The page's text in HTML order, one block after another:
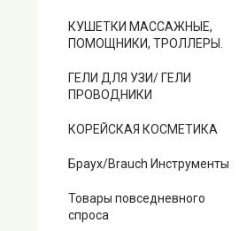
КУШЕТКИ МАССАЖНЫЕ,
ПОМОЩНИКИ, ТРОЛЛЕРЫ.
ГЕЛИ ДЛЯ УЗИ/ ГЕЛИ
ПРОВОДНИКИ
КОРЕЙСКАЯ КОСМЕТИКА
Браух/Brauch Инструменты
Товары повседневного
спроса